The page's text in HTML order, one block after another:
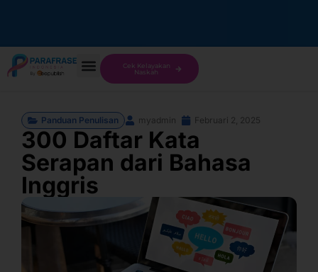
Cek Kelayakan
Naskah
Panduan Penulisan myadmin Februari 2, 2025
300 Daftar Kata
Serapan dari Bahasa
Inggris